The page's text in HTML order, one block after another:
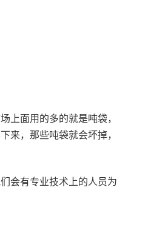
面用的多的就是吨袋，
来，那些吨袋就会坏掉，
会有专业技术上的人员为